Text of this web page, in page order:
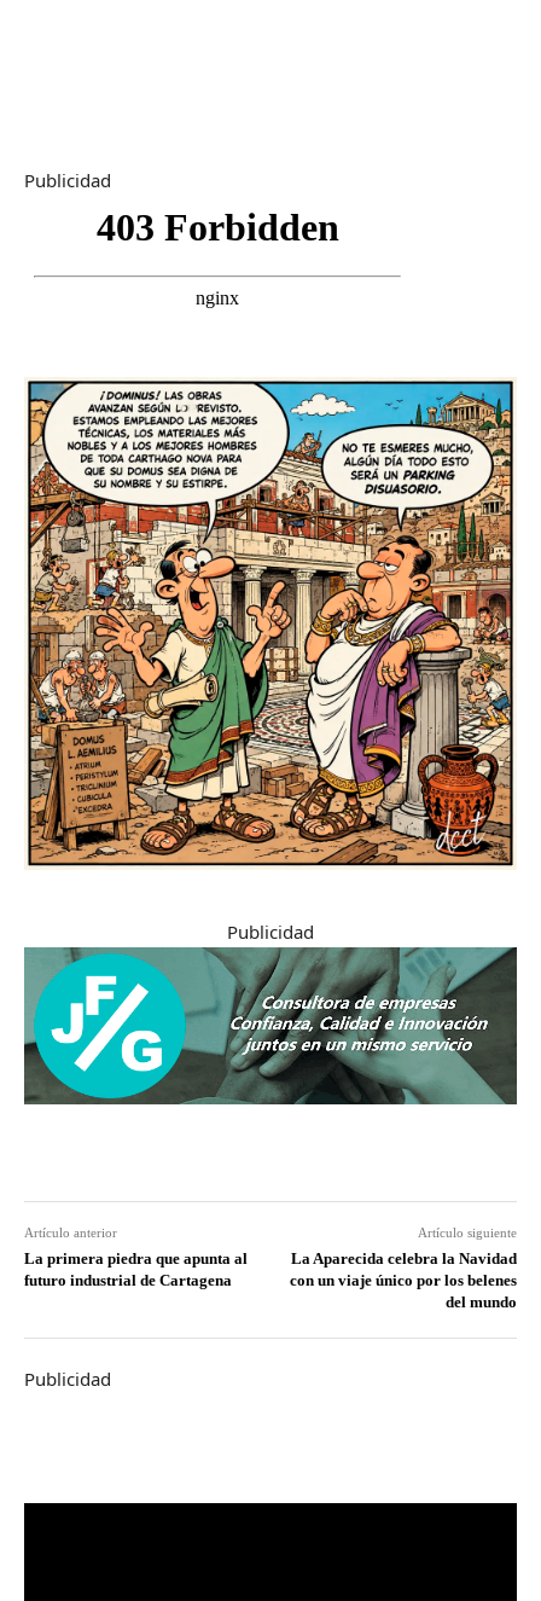
Publicidad
Publicidad
Artículo anterior
La primera piedra que apunta al
futuro industrial de Cartagena
Artículo siguiente
La Aparecida celebra la Navidad
con un viaje único por los belenes
del mundo
Publicidad